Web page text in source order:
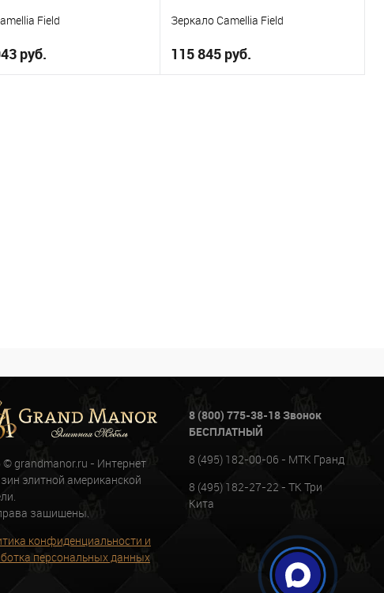
Field
руб.
Зеркало Camellia Field
115 845 руб.
© grandmanor.ru - Интернет
элитной американской
защищены.
конфиденциальности и
персональных данных
8 (800) 775-38-18 Звонок
БЕСПЛАТНЫЙ
8 (495) 182-00-06 - МТК Гранд
8 (495) 182-27-22 - ТК Три
Кита